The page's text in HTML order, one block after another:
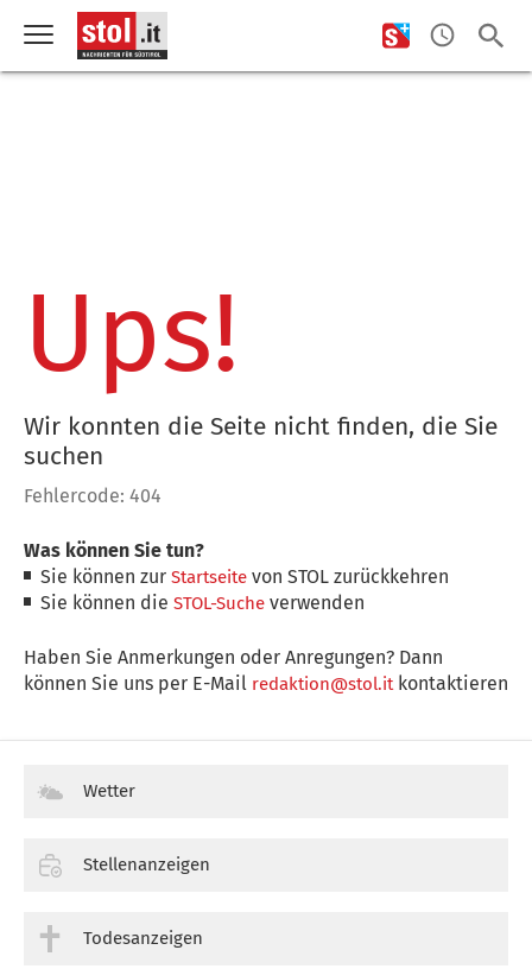
Ups!
Wir konnten die Seite nicht finden, die Sie
suchen
Fehlercode: 404
Was können Sie tun?
Sie können zurStartseite von STOL zurückkehren
Sie können dieSTOL-Suche verwenden
Haben Sie Anmerkungen oder Anregungen? Dann
können Sie uns per E-Mail redaktion@stol.itkontaktieren
Wetter
Stellenanzeigen
Todesanzeigen